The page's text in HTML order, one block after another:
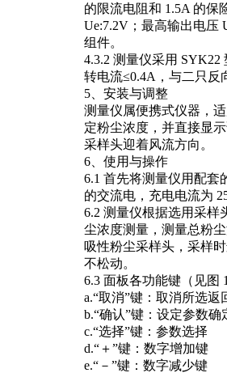
的限流电阻和 1.5A 的保
Ue:7.2V；最高输出电压
组件。
4.3.2 测量仪采用
转电流≤0.4A，与二只反
5、安装与调整
测量仪属便携式仪器，
定粉尘浓度，并直接显
采样头迎着风流方向。
6、使用与操作
6.1 首先将测量仪用配套
的交流电，充电电流为
6.2 测量仪根据选用采样
尘浓度测量，测量总粉
吸性粉尘采样头，采样
不松动。
6.3 面板各功能键（见图
a.“取消”键：取消所选返
b.“确认”键：设定参数确
c.“选择”键：参数选择
d.“＋”键：数字增加键
e.“－”键：数字减少键